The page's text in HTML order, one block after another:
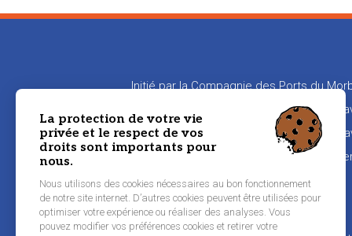
Initié par la Compagnie des Ports du
en relation les propriétaires de bateaux
aux propriétaires de transmettre leur
Pied
de
Inscription équipier
La protection de votre vie
privée et le respect de vos
droits sont importants pour
nous.
Nous utilisons des cookies nécessaires au bon fonctionnement
de notre site internet. D’autres cookies peuvent être utilisées pour
optimiser votre expérience ou réaliser des analyses. Vous
pouvez modifier vos préférences cookies et retirer votre